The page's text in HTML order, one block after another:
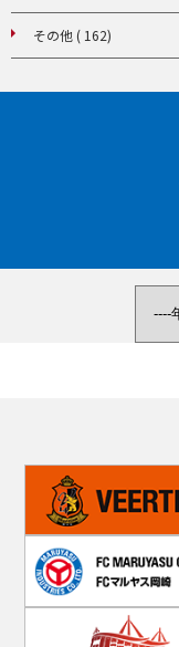
その他 ( 162)